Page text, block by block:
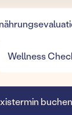
Wellness
buchen